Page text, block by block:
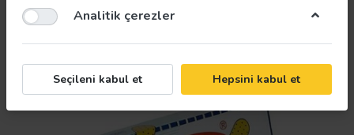
Analitik çerezler
Seçileni kabul et Hepsini kabul et